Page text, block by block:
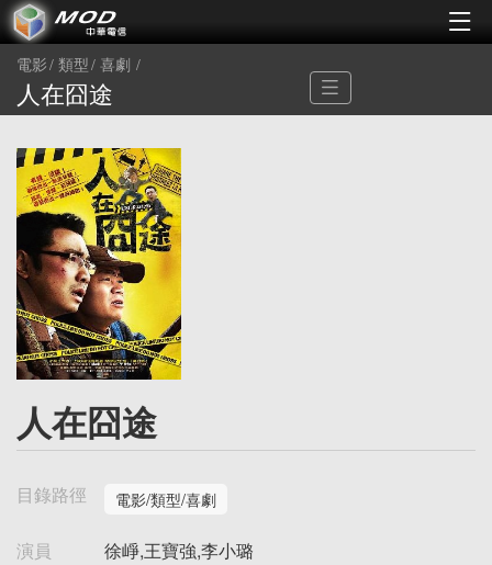
電影 類型 喜劇
人在囧途
人在囧途
目錄路徑 電影/類型/喜劇
演員
徐崢,王寶強,李小璐